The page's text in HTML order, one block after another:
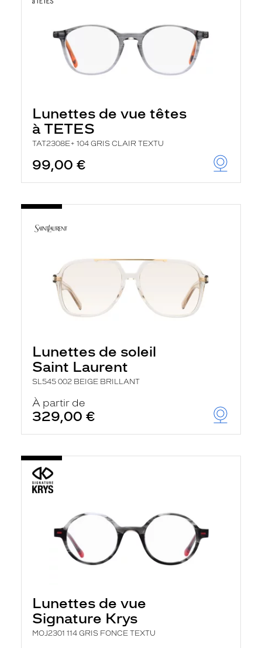
Lunettes de vue têtes
à TETES
TAT2308E+ 104 GRIS CLAIR TEXTU
99,00 €
Lunettes de soleil
Saint Laurent
SL545 002 BEIGE BRILLANT
À partir de
329,00 €
Lunettes de vue
Signature Krys
MOJ2301 114 GRIS FONCE TEXTU